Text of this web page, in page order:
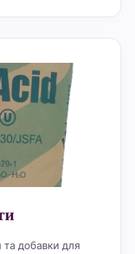
та добавки для